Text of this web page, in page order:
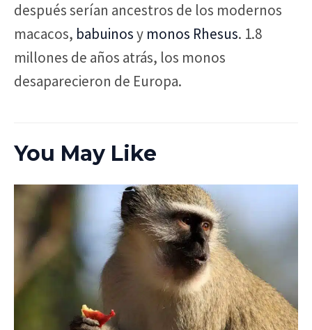
después serían ancestros de los modernos
macacos, babuinosy monos Rhesus. 1.8
millones de años atrás, los monos
desaparecieron de Europa.
You May Like